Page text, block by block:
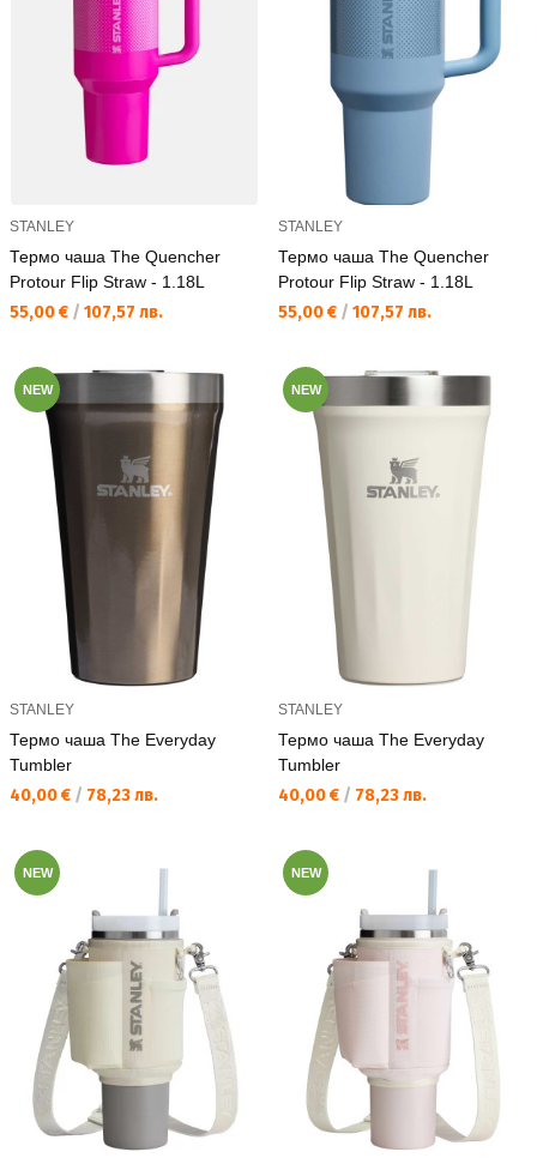
STANLEY
Термо чаша The Quencher
Protour Flip Straw - 1.18L
Текуща цена:
55,00 € / 107,57 лв.
STANLEY
Термо чаша The Quencher
Protour Flip Straw - 1.18L
Текуща цена:
55,00 € / 107,57 лв.
NEW
STANLEY
Термо чаша The Everyday
Tumbler
Текуща цена:
40,00 € / 78,23 лв.
NEW
STANLEY
Термо чаша The Everyday
Tumbler
Текуща цена:
40,00 € / 78,23 лв.
NEW NEW